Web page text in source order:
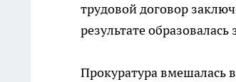
трудовой договор
результате
Прокуратура вмешалась